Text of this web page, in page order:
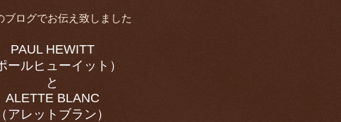
ブログでお伝え致しました
PAUL HEWITT
ールヒューイット）
と
ALETTE BLANC
アレットブラン）